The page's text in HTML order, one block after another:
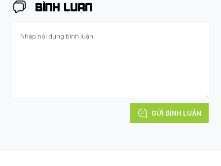
BÌNH LUẬN
GỬI BÌNH LUẬN